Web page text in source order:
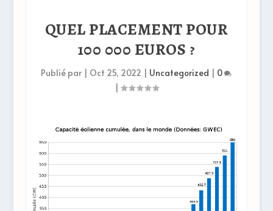
QUEL PLACEMENT POUR
100 000 EUROS ?
Publié par | Oct 25, 2022 | Uncategorized | 0
|